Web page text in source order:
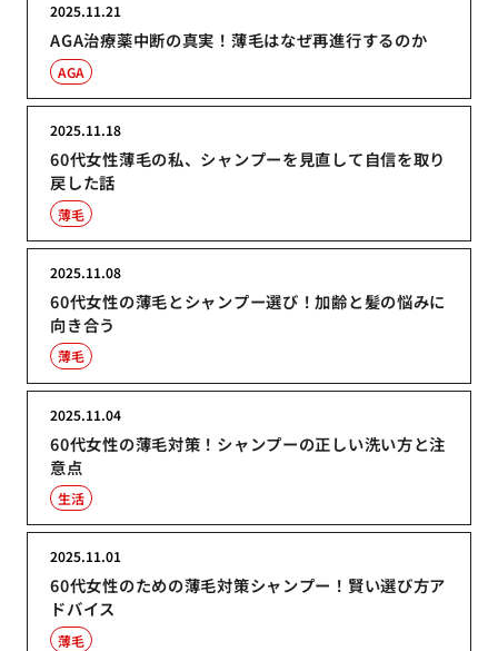
AGA治療薬中断の真実！薄毛はなぜ再進行するのか
2025.11.21
AGA
60代女性薄毛の私、シャンプーを見直して自信を取り
戻した話
2025.11.18
薄毛
60代女性の薄毛とシャンプー選び！加齢と髪の悩みに
向き合う
2025.11.08
薄毛
60代女性の薄毛対策！シャンプーの正しい洗い方と注
意点
2025.11.04
生活
60代女性のための薄毛対策シャンプー！賢い選び方ア
ドバイス
2025.11.01
薄毛